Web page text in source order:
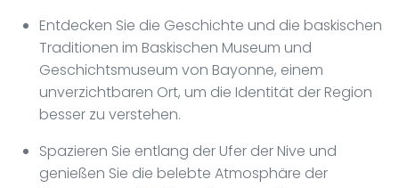
Entdecken Sie die Geschichte und die baskischen
Traditionen im Baskischen Museum und
Geschichtsmuseum von Bayonne, einem
unverzichtbaren Ort, um die Identität der Region
besser zu verstehen.
Spazieren Sie entlang der Ufer der Nive und
genießen Sie die belebte Atmosphäre der